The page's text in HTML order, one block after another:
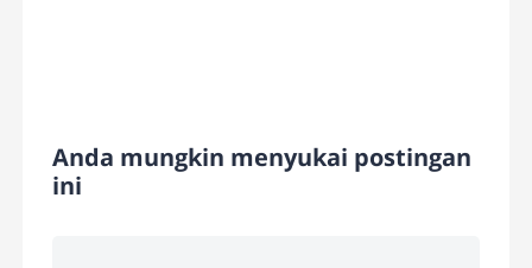
Anda mungkin menyukai postingan
ini